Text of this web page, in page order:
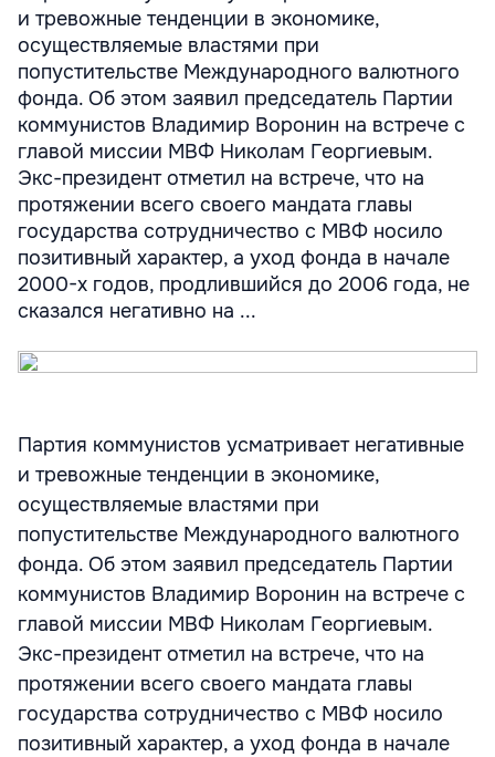
и тревожные тенденции в экономике,
осуществляемые властями при
попустительстве Международного валютного
фонда. Об этом заявил председатель Партии
коммунистов Владимир Воронин на встрече с
главой миссии МВФ Николам Георгиевым.
Экс-президент отметил на встрече, что на
протяжении всего своего мандата главы
государства сотрудничество с МВФ носило
позитивный характер, а уход фонда в начале
2000-х годов, продлившийся до 2006 года, не
сказался негативно на ...
Партия коммунистов усматривает негативные
и тревожные тенденции в экономике,
осуществляемые властями при
попустительстве Международного валютного
фонда. Об этом заявил председатель Партии
коммунистов Владимир Воронин на встрече с
главой миссии МВФ Николам Георгиевым.
Экс-президент отметил на встрече, что на
протяжении всего своего мандата главы
государства сотрудничество с МВФ носило
позитивный характер, а уход фонда в начале